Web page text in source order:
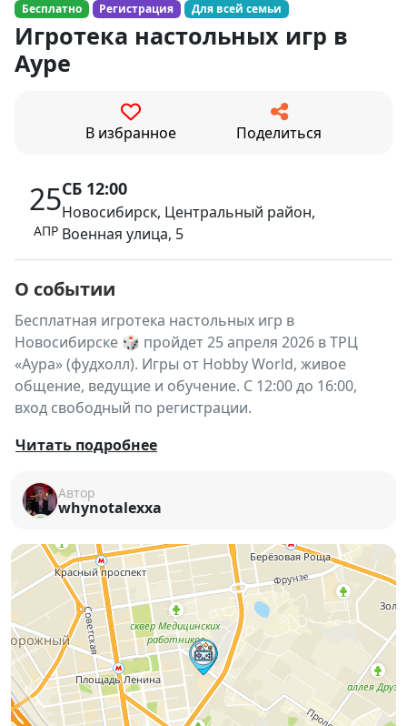
Бесплатно Регистрация Для всей семьи
Игротека настольных игр в
Ауре
В избранное Поделиться
25
АПР
СБ 12:00
Новосибирск, Центральный район,
Военная улица, 5
О событии
Бесплатная игротека настольных игр в
Новосибирске 🎲 пройдет 25 апреля 2026 в ТРЦ
«Аура» (фудхолл). Игры от Hobby World, живое
общение, ведущие и обучение. С 12:00 до 16:00,
вход свободный по регистрации.
Устали от экранов, чатов и бесконечных
общению 🤝✨
25 апреля в ТРЦ «Аура» пройдет большая игротека
настольных игр отHobby World🎲
Это отличная возможность провести день в
компании друзей или познакомиться с новыми
людьми за игровым столом
💫Что вас ждёт:
🎲 Огромный выбор настольных игр — от простых
до стратегических
Читать подробнее
Автор
whynotalexxa